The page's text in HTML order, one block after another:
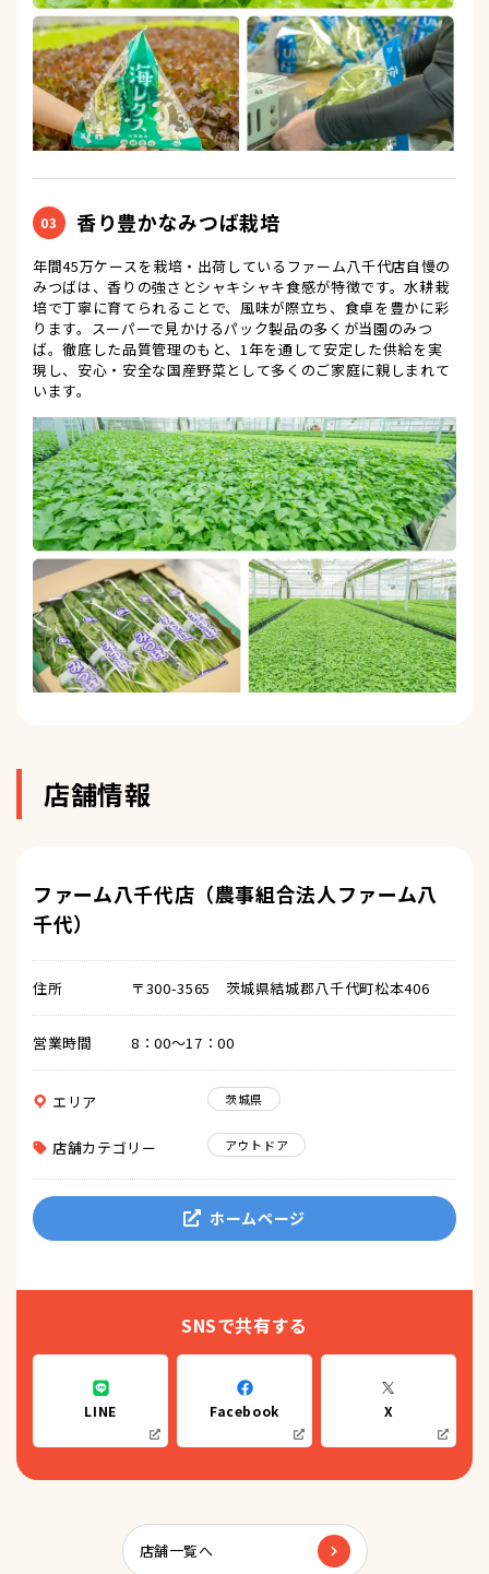
03 香り豊かなみつば栽培
年間45万ケースを栽培・出荷しているファーム八千代店自慢の
みつばは、香りの強さとシャキシャキ食感が特徴です。水耕栽
培で丁寧に育てられることで、風味が際立ち、食卓を豊かに彩
ります。スーパーで見かけるパック製品の多くが当園のみつ
ば。徹底した品質管理のもと、1年を通して安定した供給を実
現し、安心・安全な国産野菜として多くのご家庭に親しまれて
います。
店舗情報
ファーム八千代店（農事組合法人ファーム八
千代）
住所 〒300-3565 茨城県結城郡八千代町松本406
営業時間 8：00～17：00
エリア 茨城県
店舗カテゴリー アウトドア
ホームページ
SNSで共有する
LINE Facebook X
店舗一覧へ